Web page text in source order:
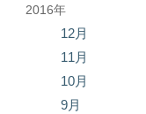
2016年
12月
11月
10月
9月